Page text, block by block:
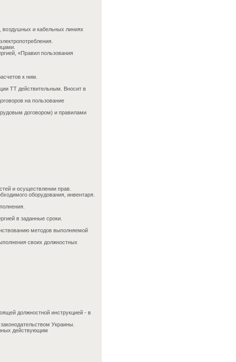
воздушных и кабельных линиях
«Правил пользования
к ним.
ТТ действительным. Вносит в
на пользование
договором) и правилами
и осуществлении прав.
оборудования, инвентаря.
в заданные сроки.
методов выполняемой
своих должностных
должностной инструкцией - в
Украины.
действующим